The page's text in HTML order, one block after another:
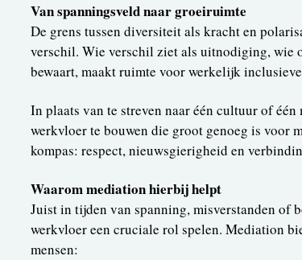
Van spanningsveld naar groeiruimte
De grens tussen diversiteit als kracht en
verschil. Wie verschil ziet als uitnodiging, wie
bewaart, maakt ruimte voor werkelijk
In plaats van te streven naar één cultuur of
werkvloer te bouwen die groot genoeg is voor
kompas: respect, nieuwsgierigheid en
Waarom mediation hierbij helpt
Juist in tijden van spanning, misverstanden of
werkvloer een cruciale rol spelen. Mediation
mensen: